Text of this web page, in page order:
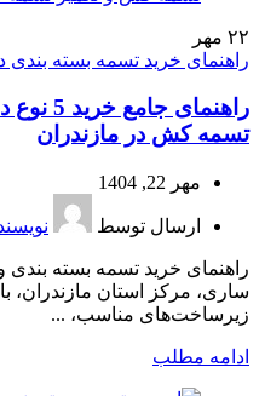
۲۲ مهر
راهنمای خرید تسمه بسته بندی
تسمه کش در مازندران
مهر 22, 1404
ارسال توسط
راهنمای خرید تسمه بسته
ساری، مرکز استان مازندران،
زیرساخت‌های مناسب، ...
ادامه مطلب